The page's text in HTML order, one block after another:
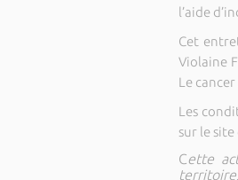
l’aide
Cet
Violaine
Le
Les
sur le site
Cette